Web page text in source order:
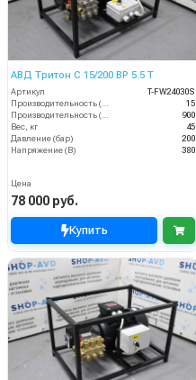
АВД Тритон C 15/200 BP 5.5 T
Артикул
T-FW24030S
15
900
Вес, кг
45
Давление (бар)
200
Напряжение (В)
380
Цена
78 000 руб.
Купить